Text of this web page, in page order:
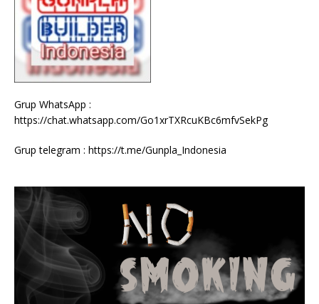
Grup WhatsApp :
https://chat.whatsapp.com/Go1xrTXRcuKBc6mfvSekPg
Grup telegram : https://t.me/Gunpla_Indonesia